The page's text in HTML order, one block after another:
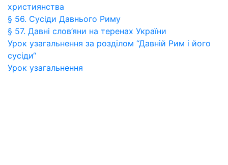
християнства
§ 56. Сусіди Давнього Риму
§ 57. Давні слов’яни на теренах України
Урок узагальнення за розділом “Давній Рим і його
сусіди“
Урок узагальнення